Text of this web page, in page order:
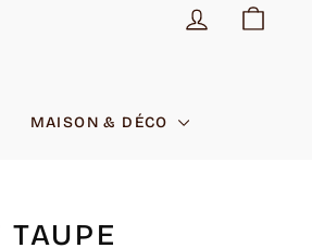
SE
MAISON & DÉCO
TAUPE